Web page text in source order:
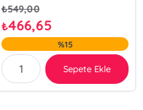
₺549,00
₺466,65
%15
Sepete Ekle